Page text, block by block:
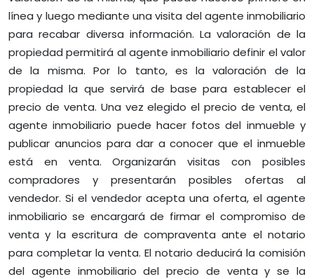
línea y luego mediante una visita del agente inmobiliario
para recabar diversa información. La valoración de la
propiedad permitirá al agente inmobiliario definir el valor
de la misma. Por lo tanto, es la valoración de la
propiedad la que servirá de base para establecer el
precio de venta. Una vez elegido el precio de venta, el
agente inmobiliario puede hacer fotos del inmueble y
publicar anuncios para dar a conocer que el inmueble
está en venta. Organizarán visitas con posibles
compradores y presentarán posibles ofertas al
vendedor. Si el vendedor acepta una oferta, el agente
inmobiliario se encargará de firmar el compromiso de
venta y la escritura de compraventa ante el notario
para completar la venta. El notario deducirá la comisión
del agente inmobiliario del precio de venta y se la